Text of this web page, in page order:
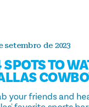
setembro de 2023
SPOTS TO
your friends and